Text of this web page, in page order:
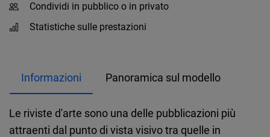
Condividi in pubblico o in privato
Statistiche sulle prestazioni
Informazioni Panoramica sul modello
Le riviste d'arte sono una delle pubblicazioni più
attraenti dal punto di vista visivo tra quelle in